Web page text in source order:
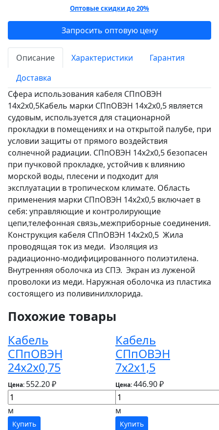
Оптовые скидки до 20%
Запросить оптовую цену
Описание Характеристики
Гарантия
Доставка
Сфера использования кабеля СПпОВЭН
14х2х0,5Кабель марки СПпОВЭН 14х2х0,5 является
судовым, используется для стационарной
прокладки в помещениях и на открытой палубе, при
условии защиты от прямого воздействия
солнечной радиации. СПпОВЭН 14х2х0,5 безопасен
при пучковой прокладке, устойчив к влиянию
морской воды, плесени и подходит для
эксплуатации в тропическом климате. Область
применения марки СПпОВЭН 14х2х0,5 включает в
себя: управляющие и контролирующие
цепи,телефонная связь,межприборные соединения.
Конструкция кабеля СПпОВЭН 14х2х0,5 Жила
проводящая ток из меди. Изоляция из
радиационно-модифицированного полиэтилена.
Внутренняя оболочка из СПЭ. Экран из луженой
проволоки из меди. Наружная оболочка из пластика
состоящего из поливинилхлорида.
Похожие товары
Кабель
СПпОВЭН
24х2х0,75
Цена: 552.20 ₽
м
Купить
Кабель
СПпОВЭН
7х2х1,5
Цена:446.90 ₽
м
Купить